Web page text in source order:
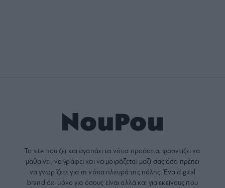
Το site που ζει και αγαπάει τα νότια προάστια, φροντίζει να
μαθαίνει, να γράφει και να μοιράζεται μαζί σας όσα πρέπει
να γνωρίζετε για τη νότια πλευρά της πόλης. Ένα digital
brand όχι μόνο για όσους είναι αλλά και για εκείνους που